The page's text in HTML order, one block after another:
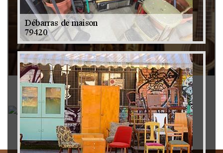
Rachat instrument de musique 79
Achat antiquité 79